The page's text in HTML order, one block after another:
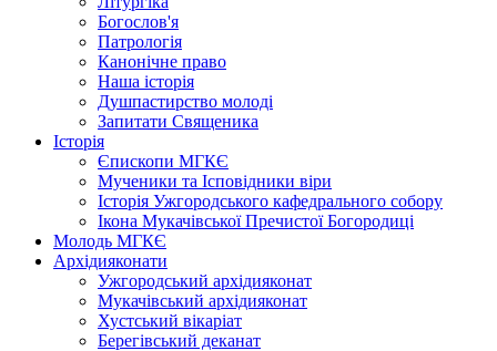
Богослов'я
Патрологія
Канонічне право
Наша історія
Душпастирство молоді
Запитати Священика
Історія
Єпископи МГКЄ
Мученики та Ісповідники віри
Історія Ужгородського кафедрального собору
Ікона Мукачівської Пречистої Богородиці
Молодь МГКЄ
Архідияконати
Ужгородський архідияконат
Мукачівський архідияконат
Хустський вікаріат
Берегівський деканат